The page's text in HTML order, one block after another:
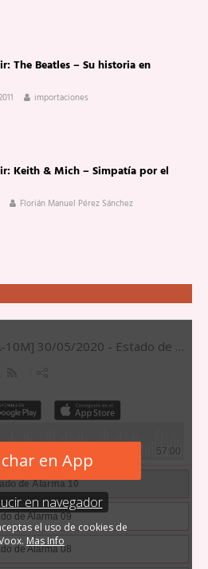
The Beatles – Su historia en
importaciones
Keith & Mich – Simpatía por el
Florián Manuel Pérez Sánchez